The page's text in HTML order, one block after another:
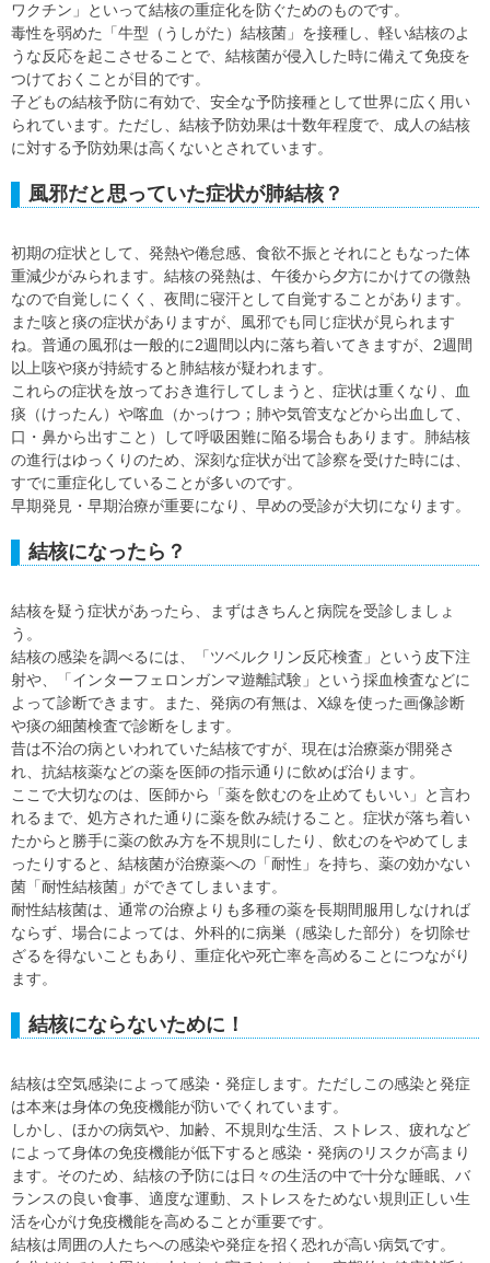
ワクチン」といって結核の重症化を防ぐためのものです。
毒性を弱めた「牛型（うしがた）結核菌」を接種し、軽い結核のよ
うな反応を起こさせることで、結核菌が侵入した時に備えて免疫を
つけておくことが目的です。
子どもの結核予防に有効で、安全な予防接種として世界に広く用い
られています。ただし、結核予防効果は十数年程度で、成人の結核
に対する予防効果は高くないとされています。
風邪だと思っていた症状が肺結核？
初期の症状として、発熱や倦怠感、食欲不振とそれにともなった体
重減少がみられます。結核の発熱は、午後から夕方にかけての微熱
なので自覚しにくく、夜間に寝汗として自覚することがあります。
また咳と痰の症状がありますが、風邪でも同じ症状が見られます
ね。普通の風邪は一般的に2週間以内に落ち着いてきますが、2週間
以上咳や痰が持続すると肺結核が疑われます。
これらの症状を放っておき進行してしまうと、症状は重くなり、血
痰（けったん）や喀血（かっけつ；肺や気管支などから出血して、
口・鼻から出すこと）して呼吸困難に陥る場合もあります。肺結核
の進行はゆっくりのため、深刻な症状が出て診察を受けた時には、
すでに重症化していることが多いのです。
早期発見・早期治療が重要になり、早めの受診が大切になります。
結核になったら？
結核を疑う症状があったら、まずはきちんと病院を受診しましょ
う。
結核の感染を調べるには、「ツベルクリン反応検査」という皮下注
射や、「インターフェロンガンマ遊離試験」という採血検査などに
よって診断できます。また、発病の有無は、X線を使った画像診断
や痰の細菌検査で診断をします。
昔は不治の病といわれていた結核ですが、現在は治療薬が開発さ
れ、抗結核薬などの薬を医師の指示通りに飲めば治ります。
ここで大切なのは、医師から「薬を飲むのを止めてもいい」と言わ
れるまで、処方された通りに薬を飲み続けること。症状が落ち着い
たからと勝手に薬の飲み方を不規則にしたり、飲むのをやめてしま
ったりすると、結核菌が治療薬への「耐性」を持ち、薬の効かない
菌「耐性結核菌」ができてしまいます。
耐性結核菌は、通常の治療よりも多種の薬を長期間服用しなければ
ならず、場合によっては、外科的に病巣（感染した部分）を切除せ
ざるを得ないこともあり、重症化や死亡率を高めることにつながり
ます。
結核にならないために！
結核は空気感染によって感染・発症します。ただしこの感染と発症
は本来は身体の免疫機能が防いでくれています。
しかし、ほかの病気や、加齢、不規則な生活、ストレス、疲れなど
によって身体の免疫機能が低下すると感染・発病のリスクが高まり
ます。そのため、結核の予防には日々の生活の中で十分な睡眠、バ
ランスの良い食事、適度な運動、ストレスをためない規則正しい生
活を心がけ免疫機能を高めることが重要です。
結核は周囲の人たちへの感染や発症を招く恐れが高い病気です。